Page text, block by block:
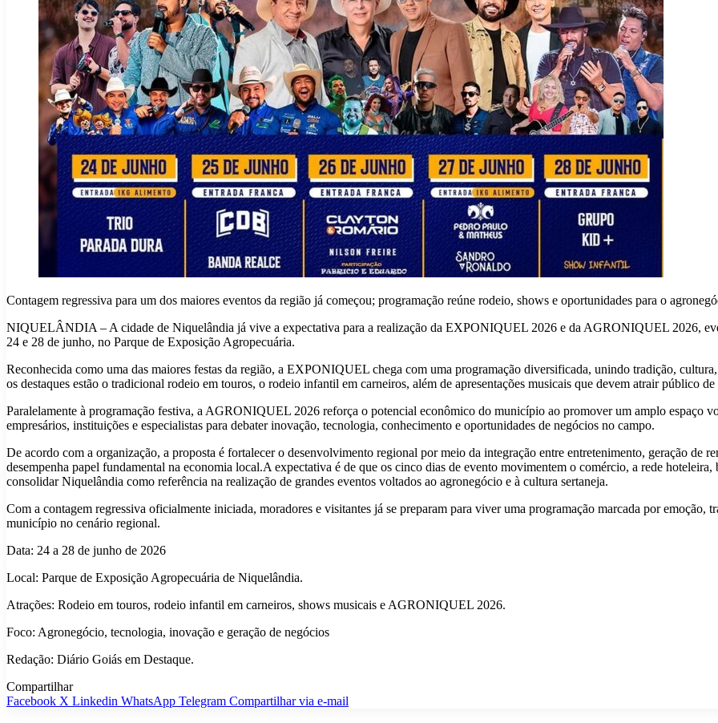
Contagem regressiva para um dos maiores eventos da região já começou; programação reúne rodeio, shows e oportunidades para o
NIQUELÂNDIA – A cidade de Niquelândia já vive a expectativa para a realização da EXPONIQUEL 2026 e da AGRONIQUEL 2026,
24 e 28 de junho, no Parque de Exposição Agropecuária.
Reconhecida como uma das maiores festas da região, a EXPONIQUEL chega com uma programação diversificada, unindo tradição,
os destaques estão o tradicional rodeio em touros, o rodeio infantil em carneiros, além de apresentações musicais que devem atrair público
Paralelamente à programação festiva, a AGRONIQUEL 2026 reforça o potencial econômico do município ao promover um amplo espaço
empresários, instituições e especialistas para debater inovação, tecnologia, conhecimento e oportunidades de negócios no campo.
De acordo com a organização, a proposta é fortalecer o desenvolvimento regional por meio da integração entre entretenimento, geração de
desempenha papel fundamental na economia local.A expectativa é de que os cinco dias de evento movimentem o comércio, a rede hoteleira,
consolidar Niquelândia como referência na realização de grandes eventos voltados ao agronegócio e à cultura sertaneja.
Com a contagem regressiva oficialmente iniciada, moradores e visitantes já se preparam para viver uma programação marcada por emoção,
município no cenário regional.
Data: 24 a 28 de junho de 2026
Local: Parque de Exposição Agropecuária de Niquelândia.
Atrações: Rodeio em touros, rodeio infantil em carneiros, shows musicais e AGRONIQUEL 2026.
Foco: Agronegócio, tecnologia, inovação e geração de negócios
Redação: Diário Goiás em Destaque.
Compartilhar
Facebook X Linkedin WhatsApp Telegram Compartilhar via e-mail